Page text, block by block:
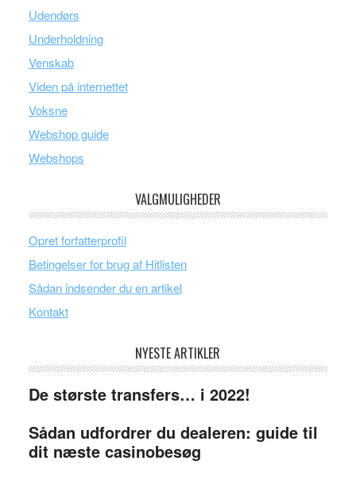
Udendørs
Underholdning
Venskab
Viden på internettet
Voksne
Webshop guide
Webshops
VALGMULIGHEDER
Opret forfatterprofil
Betingelser for brug af Hitlisten
Sådan indsender du en artikel
Kontakt
NYESTE ARTIKLER
De største transfers… i 2022!
Sådan udfordrer du dealeren: guide til
dit næste casinobesøg